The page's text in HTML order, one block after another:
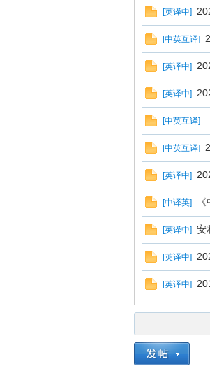
[英译中]
[中英互译]
[英译中]
[英译中]
[中英互译]
[中英互译]
[英译中]
[中译英]
[英译中] 安
[英译中]
[英译中]